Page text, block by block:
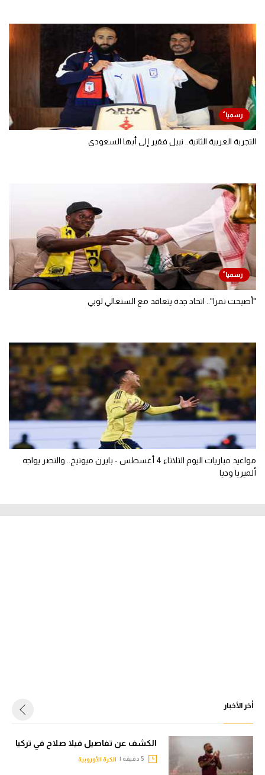
التجربة العربية الثانية.. نبيل فقير إلى أبها السعودي
"أصبحت نمرا".. اتحاد جدة يتعاقد مع السنغالي لوبي
مواعيد مباريات اليوم الثلاثاء 4 أغسطس - بايرن ميونيخ.. والنصر يواجه
ألميريا وديا
أخر الأخبار
الكشف عن تفاصيل فيلا صلاح في تركيا
الكرة الأوروبية